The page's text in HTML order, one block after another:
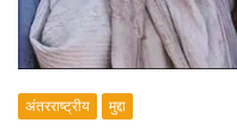
अंतरराष्ट्रीय मुद्दा